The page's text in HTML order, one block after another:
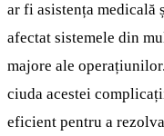
ar fi asistența medicală
afectat sistemele din
majore ale
ciuda acestei
eficient pentru a